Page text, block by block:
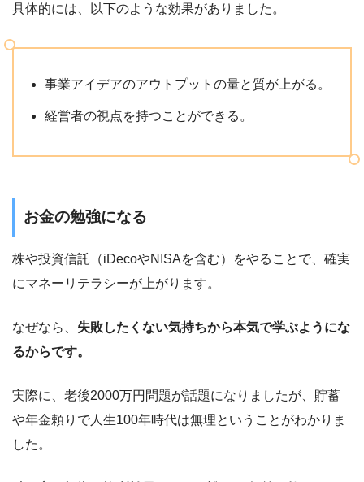
具体的には、以下のような効果がありました。
事業アイデアのアウトプットの量と質が上がる。
経営者の視点を持つことができる。
お金の勉強になる
株や投資信託（iDecoやNISAを含む）をやることで、確実
にマネーリテラシーが上がります。
なぜなら、 失敗したくない気持ちから本気で学ぶようにな
るからです。
実際に、老後2000万円問題が話題になりましたが、貯蓄
や年金頼りで人生100年時代は無理ということがわかりま
した。